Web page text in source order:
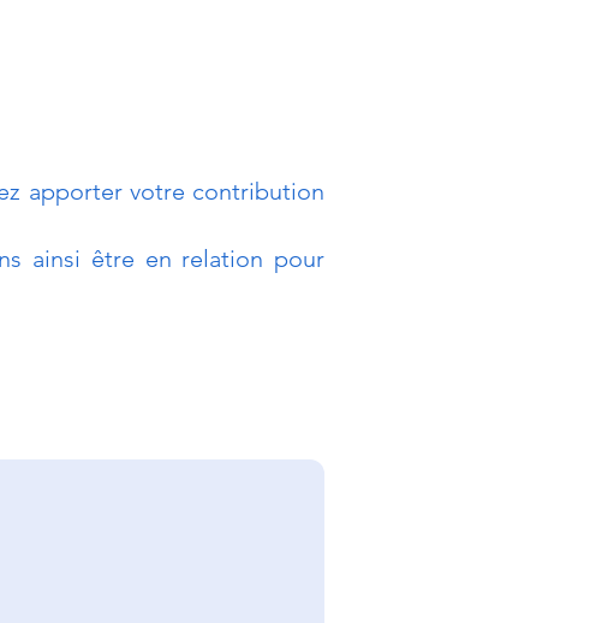
apporter votre contribution
ainsi être en relation pour